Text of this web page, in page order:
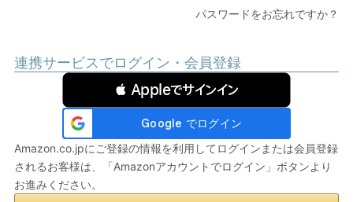
パスワードをお忘れですか？
連携サービスでログイン・会員登録
 Appleでサインイン
Amazon.co.jpにご登録の情報を利用してログインまたは会員登録
されるお客様は、「Amazonアカウントでログイン」ボタンより
お進みください。